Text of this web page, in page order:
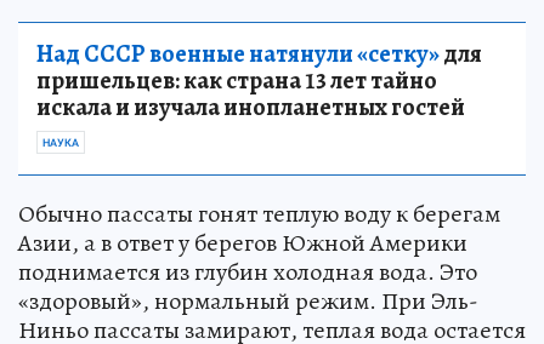
Над СССР военные натянули «сетку»для
пришельцев: как страна 13 лет тайно
искала и изучала инопланетных гостей
НАУКА
Обычно пассаты гонят теплую воду к берегам
Азии, а в ответ у берегов Южной Америки
поднимается из глубин холодная вода. Это
«здоровый», нормальный режим. При Эль-
Ниньо пассаты замирают, теплая вода остается